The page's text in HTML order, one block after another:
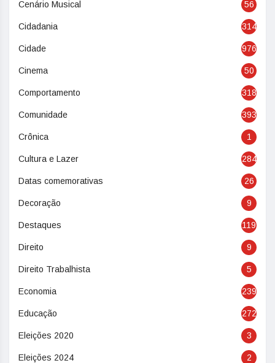
Cenário Musical 56
Cidadania 314
Cidade 976
Cinema 50
Comportamento 318
Comunidade 393
Crônica 1
Cultura e Lazer 284
Datas comemorativas 26
Decoração 9
Destaques 119
Direito 9
Direito Trabalhista 5
Economia 239
Educação 272
Eleições 2020 3
Eleições 2024 2